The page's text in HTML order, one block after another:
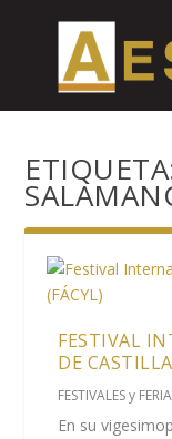
FESTIVAL
DE
FESTIVALES y
En su